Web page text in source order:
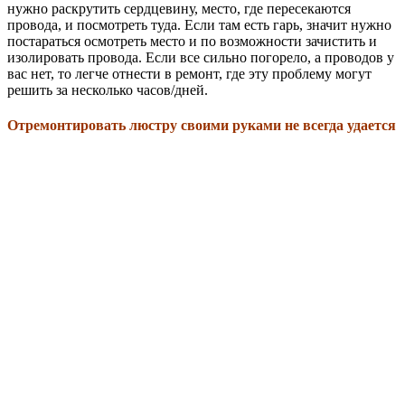
нужно раскрутить сердцевину, место, где пересекаются
провода, и посмотреть туда. Если там есть гарь, значит нужно
постараться осмотреть место и по возможности зачистить и
изолировать провода. Если все сильно погорело, а проводов у
вас нет, то легче отнести в ремонт, где эту проблему могут
решить за несколько часов/дней.
Отремонтировать люстру своими руками не всегда удается